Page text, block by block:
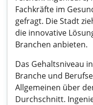
Fachkräfte im
gefragt. Die Stadt
die innovative
Branchen anbieten.
Das Gehaltsniveau
Branche und
Allgemeinen über
Durchschnitt.